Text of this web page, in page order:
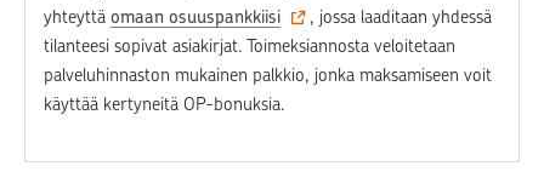
yhteyttä omaan osuuspankkiisi
, jossa laaditaan yhdessä
tilanteesi sopivat asiakirjat. Toimeksiannosta veloitetaan
palveluhinnaston mukainen palkkio, jonka maksamiseen voit
käyttää kertyneitä OP-bonuksia.